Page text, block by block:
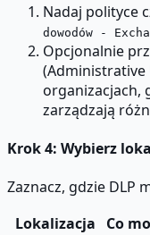
Nadaj polityce
dowodów -
Opcjonalnie
organizacjach,
zarządzają
Krok 4: Wybierz
Zaznacz, gdzie DLP
Lokalizacja
Co